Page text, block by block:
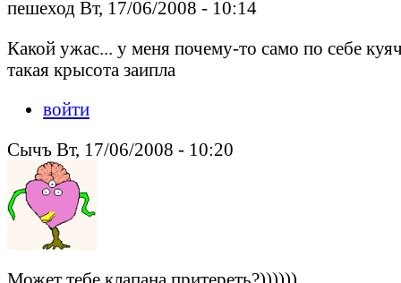
пешеход Вт, 17/06/2008 - 10:14
Какой ужас... у меня почему-то само по себе
такая крысота заипла
войти
Сычъ Вт, 17/06/2008 - 10:20